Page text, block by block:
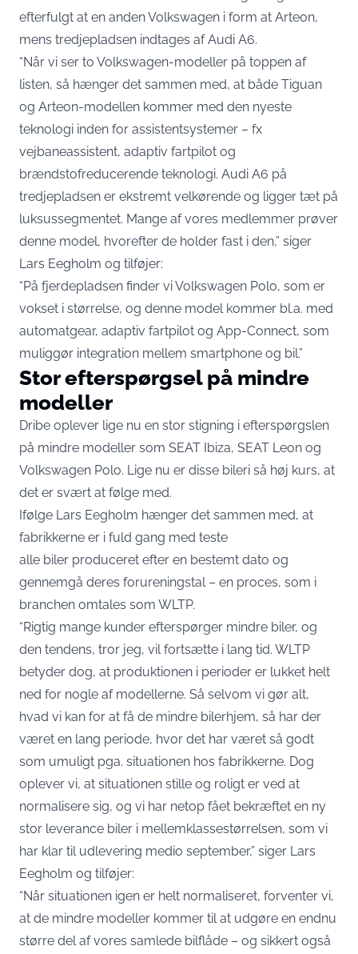
efterfulgt at en anden Volkswagen i form at Arteon,
mens tredjepladsen indtages af Audi A6.
“Når vi ser to Volkswagen-modeller på toppen af
listen, så hænger det sammen med, at både Tiguan
og Arteon-modellen kommer med den nyeste
teknologi inden for assistentsystemer – fx
vejbaneassistent, adaptiv fartpilot og
brændstofreducerende teknologi. Audi A6 på
tredjepladsen er ekstremt velkørende og ligger tæt på
luksussegmentet. Mange af vores medlemmer prøver
denne model, hvorefter de holder fast i den,” siger
Lars Eegholm og tilføjer:
“På fjerdepladsen finder vi Volkswagen Polo, som er
vokset i størrelse, og denne model kommer bl.a. med
automatgear, adaptiv fartpilot og App-Connect, som
muliggør integration mellem smartphone og bil.”
Stor efterspørgsel på mindre
modeller
Dribe oplever lige nu en stor stigning i efterspørgslen
på mindre modeller som SEAT Ibiza, SEAT Leon og
Volkswagen Polo. Lige nu er disse bileri så høj kurs, at
det er svært at følge med.
Ifølge Lars Eegholm hænger det sammen med, at
fabrikkerne er i fuld gang med teste
alle biler produceret efter en bestemt dato og
gennemgå deres forureningstal – en proces, som i
branchen omtales som WLTP.
“Rigtig mange kunder efterspørger mindre biler, og
den tendens, tror jeg, vil fortsætte i lang tid. WLTP
betyder dog, at produktionen i perioder er lukket helt
ned for nogle af modellerne. Så selvom vi gør alt,
hvad vi kan for at få de mindre bilerhjem, så har der
været en lang periode, hvor det har været så godt
som umuligt pga. situationen hos fabrikkerne. Dog
oplever vi, at situationen stille og roligt er ved at
normalisere sig, og vi har netop fået bekræftet en ny
stor leverance biler i mellemklassestørrelsen, som vi
har klar til udlevering medio september,” siger Lars
Eegholm og tilføjer:
“Når situationen igen er helt normaliseret, forventer vi,
at de mindre modeller kommer til at udgøre en endnu
større del af vores samlede bilflåde – og sikkert også